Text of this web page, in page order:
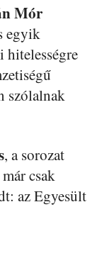
Mór
egyik
hitelességre
szólalnak
, a sorozat
csak
az Egyesült